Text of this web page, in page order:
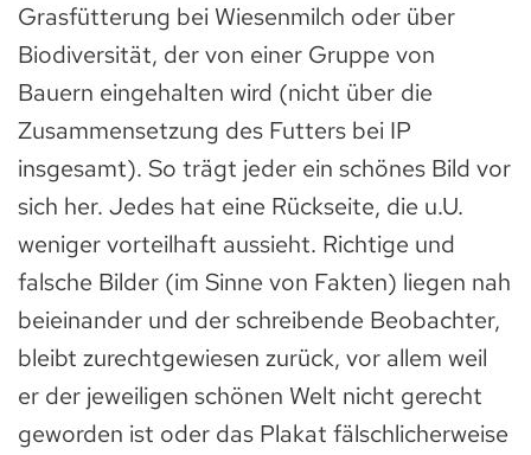
Grasfütterung bei Wiesenmilch oder über
Biodiversität, der von einer Gruppe von
Bauern eingehalten wird (nicht über die
Zusammensetzung des Futters bei IP
insgesamt). So trägt jeder ein schönes Bild vor
sich her. Jedes hat eine Rückseite, die u.U.
weniger vorteilhaft aussieht. Richtige und
falsche Bilder (im Sinne von Fakten) liegen nah
beieinander und der schreibende Beobachter,
bleibt zurechtgewiesen zurück, vor allem weil
er der jeweiligen schönen Welt nicht gerecht
geworden ist oder das Plakat fälschlicherweise